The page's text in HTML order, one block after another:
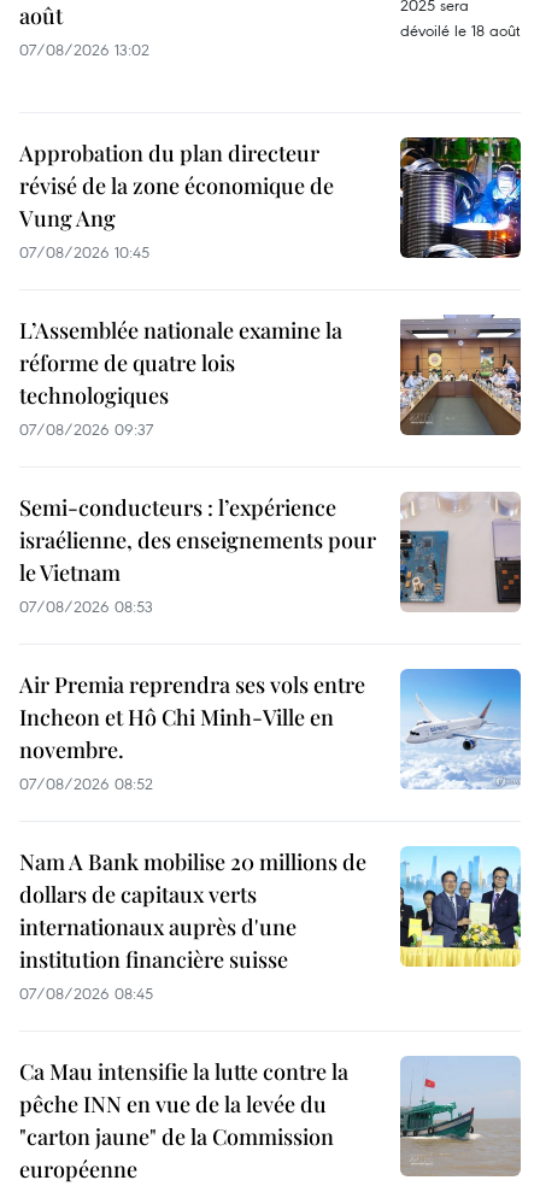
août
07/08/2026 13:02
Approbation du plan directeur
révisé de la zone économique de
Vung Ang
07/08/2026 10:45
L’Assemblée nationale examine la
réforme de quatre lois
technologiques
07/08/2026 09:37
Semi-conducteurs : l’expérience
israélienne, des enseignements pour
le Vietnam
07/08/2026 08:53
Air Premia reprendra ses vols entre
Incheon et Hô Chi Minh-Ville en
novembre.
07/08/2026 08:52
Nam A Bank mobilise 20 millions de
dollars de capitaux verts
internationaux auprès d'une
institution financière suisse
07/08/2026 08:45
Ca Mau intensifie la lutte contre la
pêche INN en vue de la levée du
"carton jaune" de la Commission
européenne